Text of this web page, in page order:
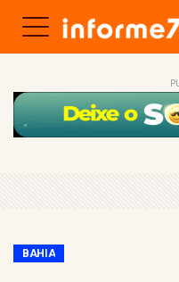
BAHIA